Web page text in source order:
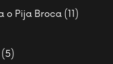
productos
o Pija Broca 1111
55